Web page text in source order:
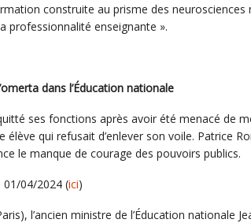
construite au prisme des neurosciences
professionnalité enseignante ».
dans l’Éducation nationale
ses fonctions après avoir été menacé de
élève qui refusait d’enlever son voile. Patrice
le manque de courage des pouvoirs publics.
01/04/2024 (ici)
l’ancien ministre de l’Éducation nationale